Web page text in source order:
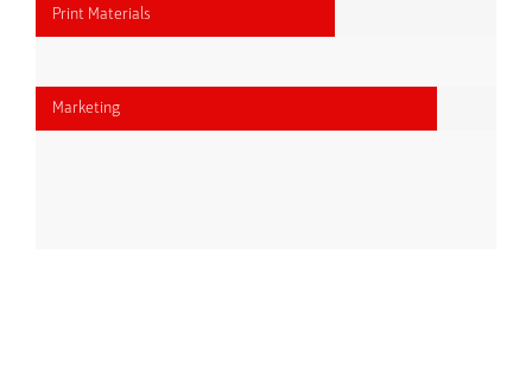
Print Materials
Marketing